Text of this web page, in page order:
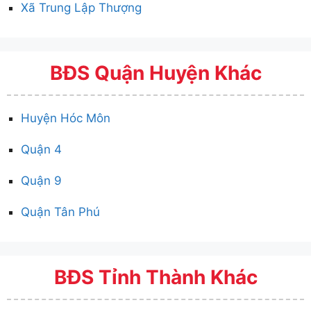
Xã Trung Lập Thượng
BĐS Quận Huyện Khác
Huyện Hóc Môn
Quận 4
Quận 9
Quận Tân Phú
BĐS Tỉnh Thành Khác